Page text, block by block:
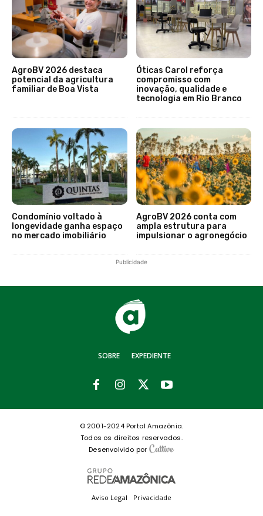
AgroBV 2026 destaca
potencial da agricultura
familiar de Boa Vista
Óticas Carol reforça
compromisso com
inovação, qualidade e
tecnologia em Rio Branco
Condomínio voltado à
longevidade ganha espaço
no mercado imobiliário
AgroBV 2026 conta com
ampla estrutura para
impulsionar o agronegócio
Publicidade
SOBRE EXPEDIENTE
© 2001-2024 Portal Amazônia.
Todos os direitos reservados.
Desenvolvido por
Aviso Legal Privacidade